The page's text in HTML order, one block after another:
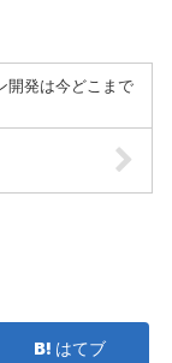
開発は今どこまで
はてブ